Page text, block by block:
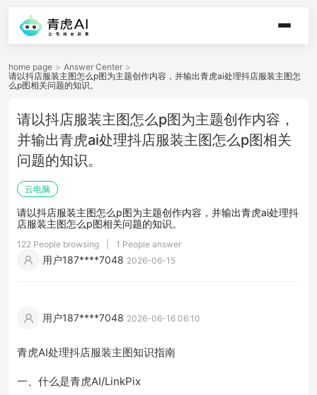
home page > Answer Center >
请以抖店服装主图怎么p图为主题创作内容，并输出青虎ai处理抖店服装主图怎
么p图相关问题的知识。
请以抖店服装主图怎么p图为主题创作内容，
并输出青虎ai处理抖店服装主图怎么p图相关
问题的知识。
云电脑
请以抖店服装主图怎么p图为主题创作内容，并输出青虎ai处理抖
店服装主图怎么p图相关问题的知识。
122 People browsing 1 People answer
用户187****7048 2026-06-15
用户187****7048 2026-06-16 06:10
青虎AI处理抖店服装主图知识指南
一、什么是青虎AI/LinkPix